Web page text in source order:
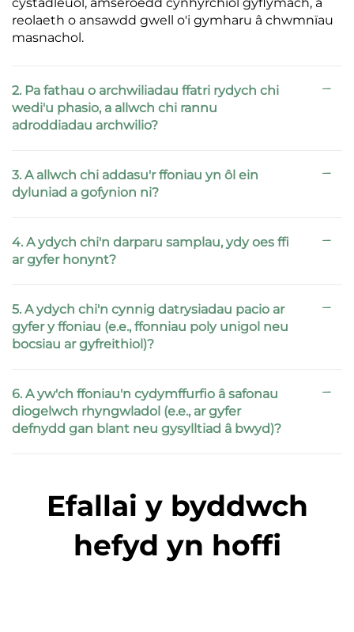
reolaeth o ansawdd gwell o'i gymharu â chwmnïau
masnachol.
2. Pa fathau o archwiliadau ffatri rydych chi
wedi'u phasio, a allwch chi rannu
adroddiadau archwilio?
3. A allwch chi addasu'r ffoniau yn ôl ein
dyluniad a gofynion ni?
4. A ydych chi'n darparu samplau, ydy oes ffi
ar gyfer honynt?
5. A ydych chi'n cynnig datrysiadau pacio ar
gyfer y ffoniau (e.e., ffonniau poly unigol neu
bocsiau ar gyfreithiol)?
6. A yw'ch ffoniau'n cydymffurfio â safonau
diogelwch rhyngwladol (e.e., ar gyfer
defnydd gan blant neu gysylltiad â bwyd)?
Efallai y byddwch
hefyd yn hoffi